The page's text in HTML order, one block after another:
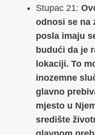
Stupac 21:
odnosi se na
posla imaju
budući da je
lokaciji. To
inozemne
glavno
mjesto u
središte